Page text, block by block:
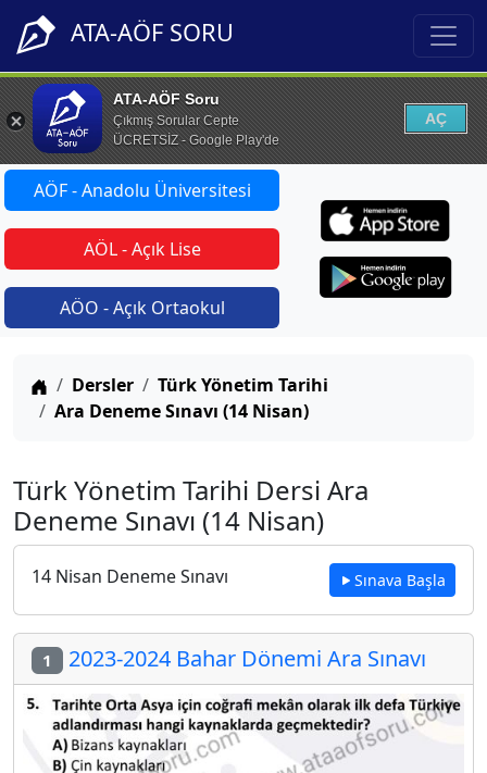
ATA-AÖF SORU
ATA-AÖF Soru
Çıkmış Sorular Cepte
ÜCRETSİZ - Google Play'de
AÇ
AÖF - Anadolu Üniversitesi
AÖL - Açık Lise
AÖO - Açık Ortaokul
Anasayfa
Dersler
Türk Yönetim Tarihi
Ara Deneme Sınavı (14 Nisan)
Türk Yönetim Tarihi Dersi Ara
Deneme Sınavı (14 Nisan)
14 Nisan Deneme Sınavı Sınava Başla
1 2023-2024 Bahar Dönemi Ara Sınavı